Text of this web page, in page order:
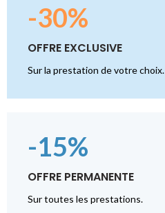
-30%
OFFRE EXCLUSIVE
Sur la prestation de votre choix.
-15%
OFFRE PERMANENTE
Sur toutes les prestations.